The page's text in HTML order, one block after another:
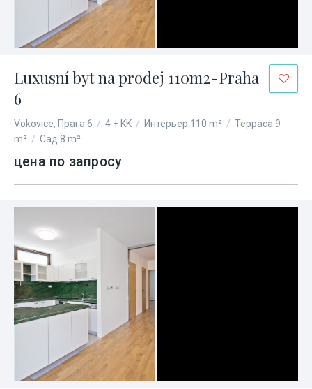
Luxusní byt na prodej 110m2-Praha
6
Vokovice, Прага 6 / 4 + KK / Интерьер 110 m² / Терраса 9
m² / Сад 8 m²
цена по запросу